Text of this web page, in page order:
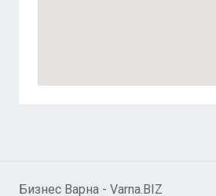
Бизнес Варна - Varna.BIZ